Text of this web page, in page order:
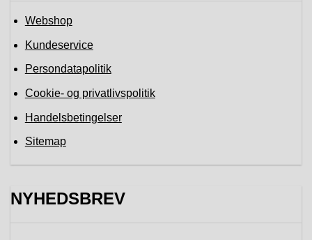
Webshop
Kundeservice
Persondatapolitik
Cookie- og privatlivspolitik
Handelsbetingelser
Sitemap
NYHEDSBREV